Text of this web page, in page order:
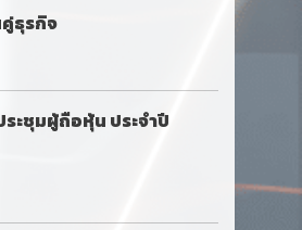
ธุรกิจ
ระชุมผู้ถือหุ้น ประจำปี